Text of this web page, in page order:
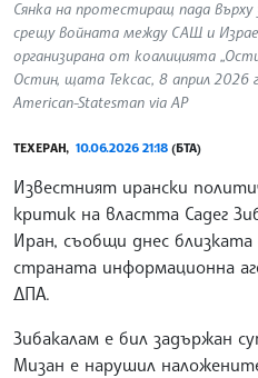
Сянка на протестиращ пада
срещу войната между САЩ и
организирана от коалицията
Остин, щата Тексас, 8 април 2026
American-Statesman via AP
ТЕХЕРАН, 10.06.2026 21:18 (БТА)
Известният ирански
критик на властта Садег
Иран, съобщи днес
страната информационна
ДПА.
Зибакалам е бил задържан
Мизан е нарушил